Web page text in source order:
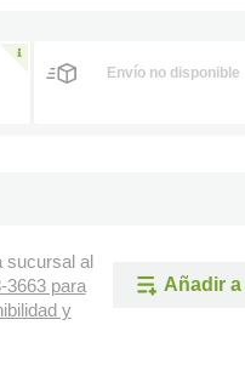
Envío no disponible
sucursal al
3663 para
y
Añadir